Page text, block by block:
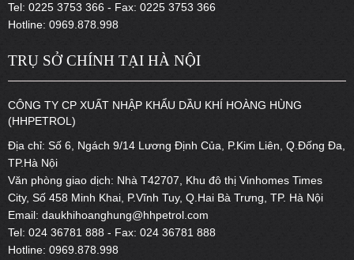
Tel: 0225 3753 366 - Fax: 0225 3753 366
Hotline: 0969.878.998
TRỤ SỞ CHÍNH TẠI HÀ NỘI
CÔNG TY CP XUẤT NHẬP KHẨU DẦU KHÍ HOÀNG HÙNG
(HHPETROL)
Địa chỉ: Số 6, Ngách 9/14 Lương Định Của, P.Kim Liên, Q.Đống Đa,
TP.Hà Nội
Văn phòng giao dịch: Nhà T42707, Khu đô thị Vinhomes Times
City, Số 458 Minh Khai, P.Vĩnh Tuy, Q.Hai Bà Trưng, TP. Hà Nội
Email: daukhihoanghung@hhpetrol.com
Tel: 024 36781 888 - Fax: 024 36781 888
Hotline: 0969.878.998